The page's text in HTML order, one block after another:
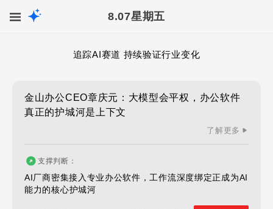
8.07星期五
追踪AI赛道 持续验证行业变化
金山办公CEO章庆元：大模型会平权，办公软件
真正的护城河是上下文
了解更多
支撑判断：
AI厂商密集接入专业办公软件，工作流深度绑定正成为AI
能力的核心护城河